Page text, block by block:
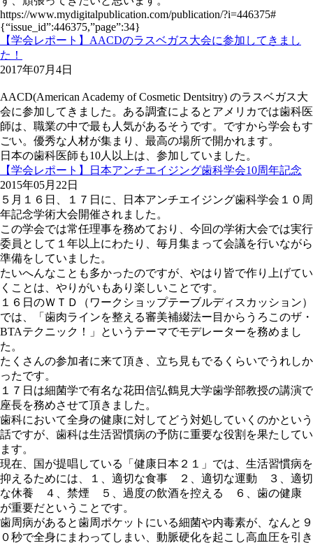
https://www.mydigitalpublication.com/publication/?i=446375#
{“issue_id”:446375,”page”:34}
【学会レポート】AACDのラスベガス大会に参加してきまし
た！
2017年07月4日
AACD(American Academy of Cosmetic Dentsitry) のラスベガス大
会に参加してきました。ある調査によるとアメリカでは歯科医
師は、職業の中で最も人気があるそうです。ですから学会もす
ごい。優秀な人材が集まり、最高の場所で開かれます。
日本の歯科医師も10人以上は、参加していました。
【学会レポート】日本アンチエイジング歯科学会10周年記念
2015年05月22日
５月１６日、１７日に、日本アンチエイジング歯科学会１０周
年記念学術大会開催されました。
この学会では常任理事を務めており、今回の学術大会では実行
委員として１年以上にわたり、毎月集まって会議を行いながら
準備をしていました。
たいへんなことも多かったのですが、やはり皆で作り上げてい
くことは、やりがいもあり楽しいことです。
１６日のＷＴＤ（ワークショップテーブルディスカッション）
では、「歯肉ラインを整える審美補綴法ー目からうろこのザ・
BTAテクニック！」というテーマでモデレーターを務めまし
た。
たくさんの参加者に来て頂き、立ち見もでるくらいでうれしか
ったです。
１７日は細菌学で有名な花田信弘鶴見大学歯学部教授の講演で
座長を務めさせて頂きました。
歯科において全身の健康に対してどう対処していくのかという
話ですが、歯科は生活習慣病の予防に重要な役割を果たしてい
ます。
現在、国が提唱している「健康日本２１」では、生活習慣病を
抑えるためには、１、適切な食事 ２、適切な運動 ３、適切
な休養 ４、禁煙 ５、過度の飲酒を控える ６、歯の健康
が重要だということです。
歯周病があると歯周ポケットにいる細菌や内毒素が、なんと９
０秒で全身にまわってしまい、動脈硬化を起こし高血圧を引き